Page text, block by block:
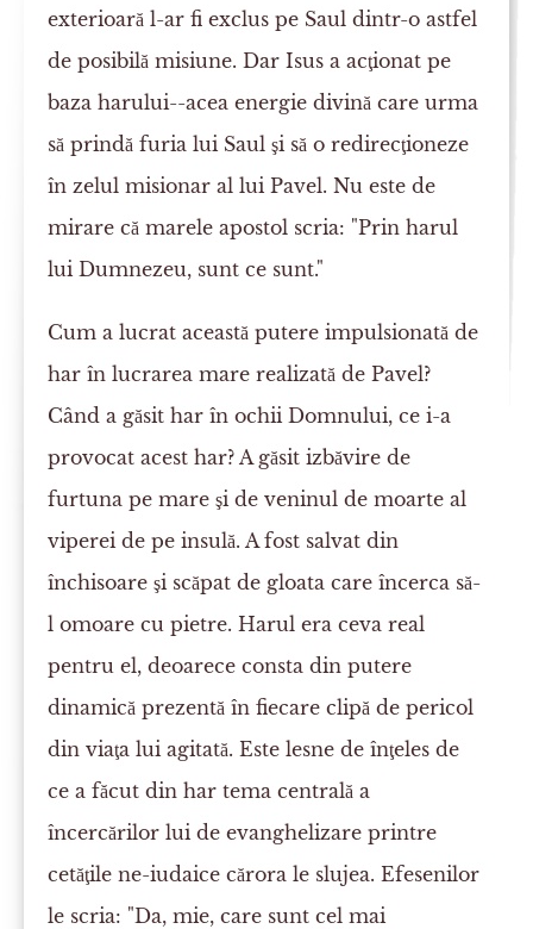
exterioară l-ar fi exclus pe Saul dintr-o astfel
de posibilă misiune. Dar Isus a acţionat pe
baza harului--acea energie divină care urma
să prindă furia lui Saul şi să o redirecţioneze
în zelul misionar al lui Pavel. Nu este de
mirare că marele apostol scria: "Prin harul
lui Dumnezeu, sunt ce sunt."
Cum a lucrat această putere impulsionată de
har în lucrarea mare realizată de Pavel?
Când a găsit har în ochii Domnului, ce i-a
provocat acest har? A găsit izbăvire de
furtuna pe mare şi de veninul de moarte al
viperei de pe insulă. A fost salvat din
închisoare şi scăpat de gloata care încerca să-
l omoare cu pietre. Harul era ceva real
pentru el, deoarece consta din putere
dinamică prezentă în fiecare clipă de pericol
din viaţa lui agitată. Este lesne de înţeles de
ce a făcut din har tema centrală a
încercărilor lui de evanghelizare printre
cetăţile ne-iudaice cărora le slujea. Efesenilor
le scria: "Da, mie, care sunt cel mai